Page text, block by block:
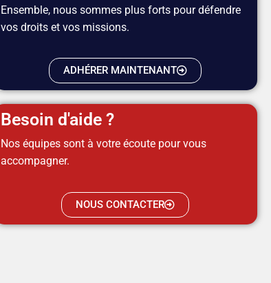
Ensemble, nous sommes plus forts pour défendre
vos droits et vos missions.
ADHÉRER MAINTENANT
Besoin d'aide ?
Nos équipes sont à votre écoute pour vous
accompagner.
NOUS CONTACTER